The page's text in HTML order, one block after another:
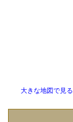
大きな地図で見る